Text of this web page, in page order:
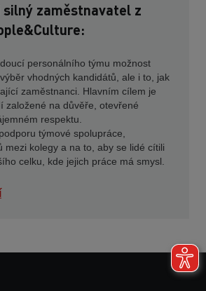
zaměstnavatel z
personálního týmu možnost
vhodných kandidátů, ale i to, jak
zaměstnanci. Hlavním cílem je
založené na důvěře, otevřené
respektu.
týmové spolupráce,
mezi kolegy a na to, aby se lidé cítili
celku, kde jejich práce má smysl.